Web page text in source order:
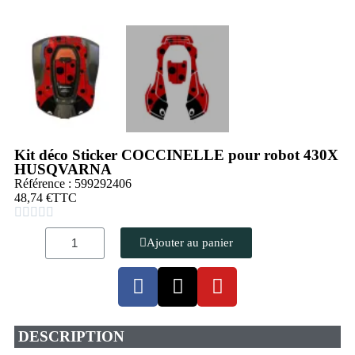
Kit déco Sticker COCCINELLE pour robot 430X
HUSQVARNA
Référence : 599292406
48,74 €TTC
    
Ajouter au panier
DESCRIPTION